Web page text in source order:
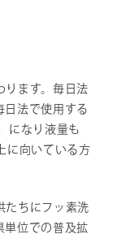
ります。毎日法
日法で使用する
になり液量も
に向いている方
たちにフッ素洗
単位での普及拡